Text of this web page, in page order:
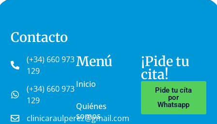
Contacto
(+34) 660 973
129
(+34) 660 973
129
clinicaraulperez@gmail.com
Menú
Inicio
Quiénes
somos
¡Pide tu
cita!
Pide tu cíta
por
Whatsapp